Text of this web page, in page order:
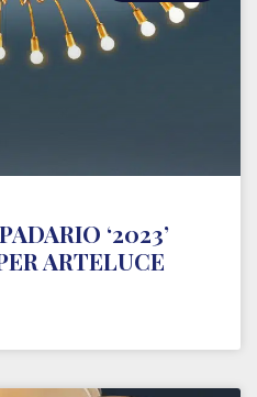
‘2023’
ARTELUCE